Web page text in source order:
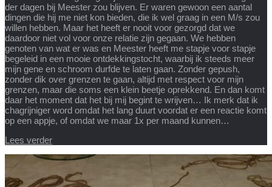
der dagen bij Meester zou blijven. Er waren gewoon een aantal
dingen die hij me niet kon bieden, die ik wel graag in een M/s zou
willen hebben. Maar het heeft er nooit voor gezorgd dat we
daardoor niet vol voor onze relatie zijn gegaan. We hebben
genoten van wat er was en Meester heeft me stapje voor stapje
begeleid in een mooie ontdekkingstocht, waarbij ik steeds meer
mijn gene en schroom durfde te laten gaan. Zonder gepush,
zonder dik over grenzen te gaan, altijd met respect voor mijn
grenzen, maar die soms een klein beetje oprekkend. En dan komt
daar het moment dat het bij mij begint te wrijven… Ik merk dat ik
chagrijniger word omdat het lang duurt voordat er een reactie komt
op een appje, of omdat we maar 1x per maand kunnen…
Lees verder